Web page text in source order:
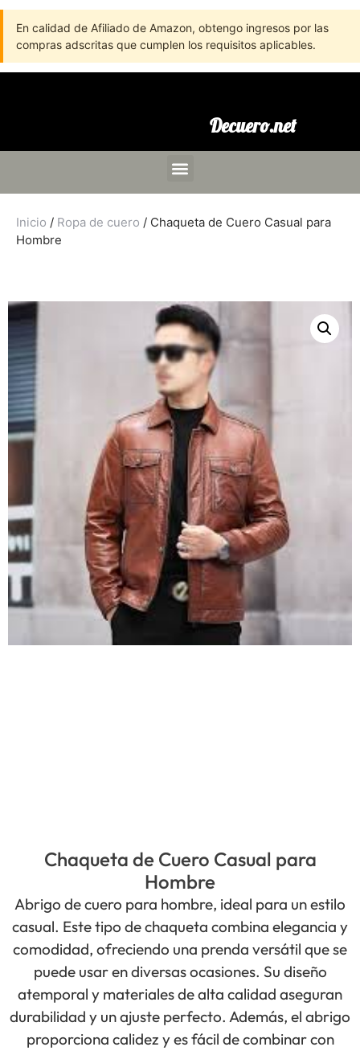
En calidad de Afiliado de Amazon, obtengo ingresos por las
compras adscritas que cumplen los requisitos aplicables.
Decuero.net
Inicio / Ropa de cuero / Chaqueta de Cuero Casual para
Hombre
Chaqueta de Cuero Casual para
Hombre
Abrigo de cuero para hombre, ideal para un estilo
casual. Este tipo de chaqueta combina elegancia y
comodidad, ofreciendo una prenda versátil que se
puede usar en diversas ocasiones. Su diseño
atemporal y materiales de alta calidad aseguran
durabilidad y un ajuste perfecto. Además, el abrigo
proporciona calidez y es fácil de combinar con